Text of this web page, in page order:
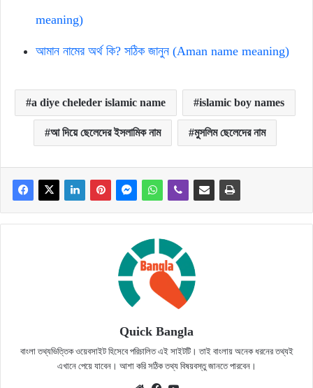
meaning)
আমান নামের অর্থ কি? সঠিক জানুন (Aman name meaning)
a diye cheleder islamic name islamic boy names
আ দিয়ে ছেলেদের ইসলামিক নাম মুসলিম ছেলেদের নাম
Quick Bangla
বাংলা তথ্যভিত্তিক ওয়েবসাইট হিসেবে পরিচালিত এই সাইটটি। তাই বাংলায় অনেক ধরনের তথ্যই
এখানে পেয়ে যাবেন। আশা করি সঠিক তথ্য বিষয়বস্তু জানতে পারবেন।